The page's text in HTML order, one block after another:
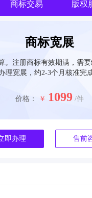
商标交易 版权
商标宽展
注册商标有效期满，需
理宽展，约2-3个月核准完成
价格： ￥ 1099 /件
即办理 售前